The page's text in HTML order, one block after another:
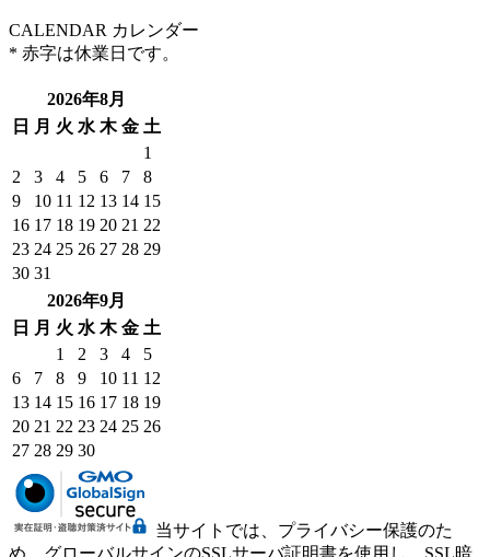
CALENDAR カレンダー
* 赤字は休業日です。
2026年8月
日
月 火 水 木 金 土
1
2
3 4 5 6 7
8
9
10 11 12 13 14 15
16 17 18 19 20 21 22
23 24 25 26 27 28 29
30 31
2026年9月
日
月 火 水 木 金 土
1
2 3 4
5
6
7 8 9 10 11 12
13 14 15 16 17 18 19
20 21 22 23 24 25 26
27 28 29 30
当サイトでは、プライバシー保護のた
め、グローバルサインのSSLサーバ証明書を使用し、SSL暗